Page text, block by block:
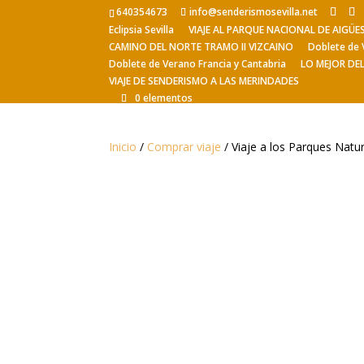
640354673
info@senderismosevilla.net
Eclipsia Sevilla
VIAJE AL PARQUE NACIONAL DE
CAMINO DEL NORTE TRAMO II VIZCAINO
Doblete de
Doblete de Verano Francia y Cantabria
LO MEJOR
VIAJE DE SENDERISMO A LAS MERINDADES
0 elementos
Inicio / Comprar viaje / Viaje a los Parques